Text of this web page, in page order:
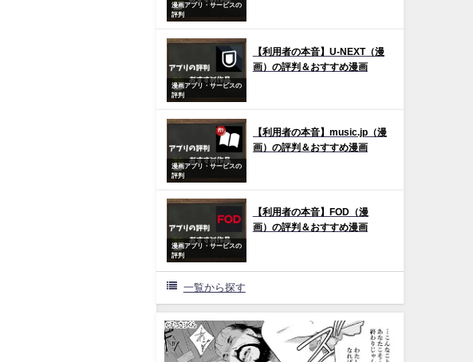
漫画アプリ・サービスの
評判
漫画アプリ・サービスの
評判
【利用者の本音】U-NEXT（漫
画）の評判＆おすすめ漫画
漫画アプリ・サービスの
評判
【利用者の本音】music.jp（漫
画）の評判＆おすすめ漫画
漫画アプリ・サービスの
評判
【利用者の本音】FOD（漫
画）の評判＆おすすめ漫画
一覧から探す